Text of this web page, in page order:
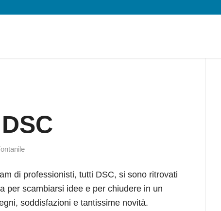
di professionisti, tutti DSC, si sono ritrovati
per scambiarsi idee e per chiudere in un
soddisfazioni e tantissime novità.